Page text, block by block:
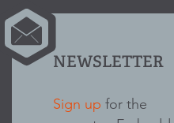
NEWSLETTER
Sign up for the